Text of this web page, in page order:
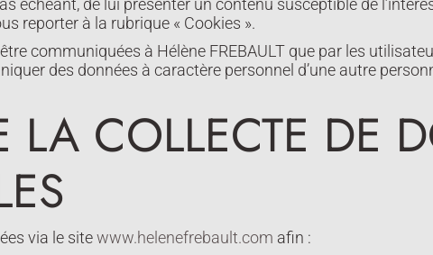
échéant, de lui présenter un contenu susceptible de
reporter à la rubrique « Cookies ».
communiquées à Hélène FREBAULT que par les
des données à caractère personnel d’une autre
LA COLLECTE DE
via le sitewww.helenefrebault.com afin :